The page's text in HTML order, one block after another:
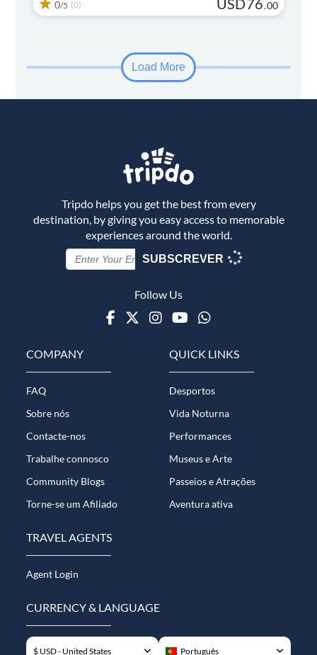
0/5 (0) .00
Load More
Tripdo helps you get the best from every
destination, by giving you easy access to memorable
experiences around the world.
SUBSCREVER
Follow Us
Facebook
TwitterInstagram
Youtube
WhatsApp
COMPANY
FAQ
Sobre nós
Contacte-nos
Trabalhe connosco
Community Blogs
Torne-se um Afiliado
QUICK LINKS
Desportos
Vida Noturna
Performances
Museus e Arte
Passeios e Atrações
Aventura ativa
TRAVEL AGENTS
Agent Login
CURRENCY & LANGUAGE
$ USD - United States Português